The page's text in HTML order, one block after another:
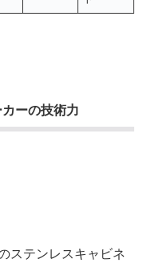
ーの技術力
ステンレスキャビネ